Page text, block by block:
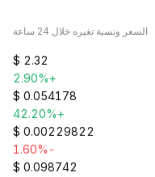
السعر ونسبة تغيره خلال 24 ساعة
$ 2.32
+2.90%
$ 0.054178
+42.20%
$ 0.00229822
-1.60%
$ 0.098742